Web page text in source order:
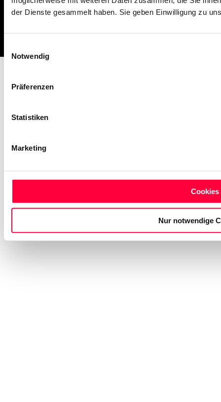
der Dienste gesammelt haben. Sie geben Einwilligung zu
Notwendig
Präferenzen
Statistiken
Marketing
Cookies
Nur notwendige
ImpressumMissbrauch meldenAGBDatenschutz